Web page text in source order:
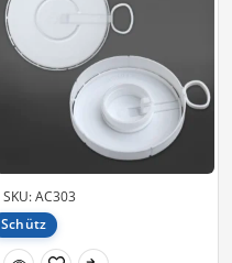
SKU: AC303
Schütz